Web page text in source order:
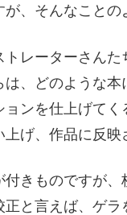
、そんなことの
レーターさん
、どのような
ョンを仕上げて
げ、作品に反映
きものですが
と言えば、ゲ